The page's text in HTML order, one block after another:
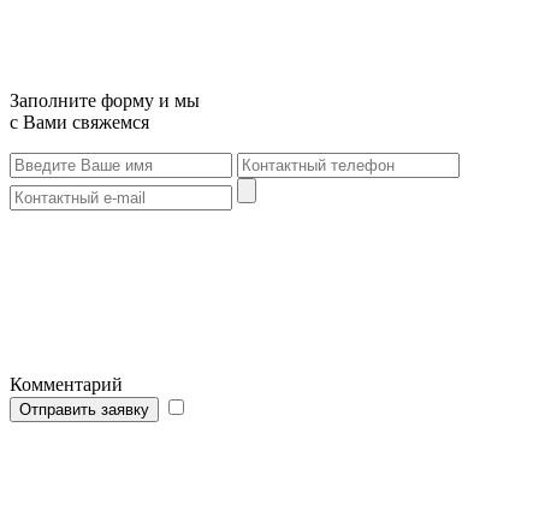
Заполните форму и мы
с Вами свяжемся
Комментарий
Отправить заявку